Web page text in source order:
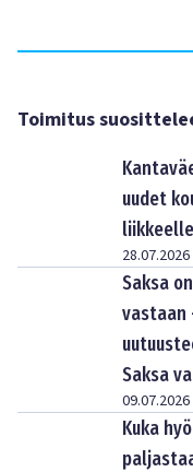
Toimitus
uudet
liikkeelle
28.07.2026
Saksa
Saksa
09.07.2026
Kuka